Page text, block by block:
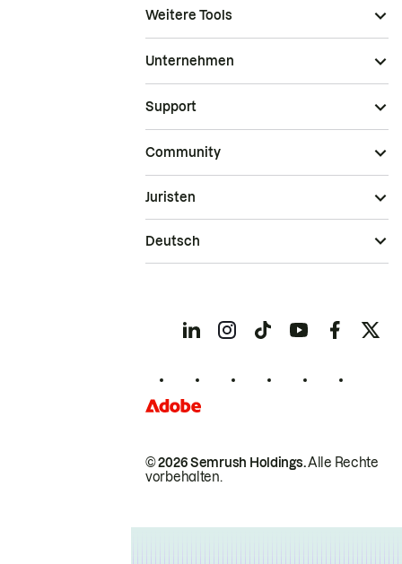
Weitere Tools
Unternehmen
Support
Community
© 2026 Semrush Holdings.Alle Rechte
vorbehalten.
Juristen
Deutsch